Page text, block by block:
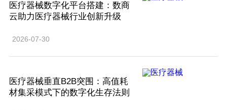
医疗器械数字化平台搭建：数商
云助力医疗器械行业创新升级
2026-07-30
医疗器械垂直B2B突围：高值耗
材集采模式下的数字化生存法则